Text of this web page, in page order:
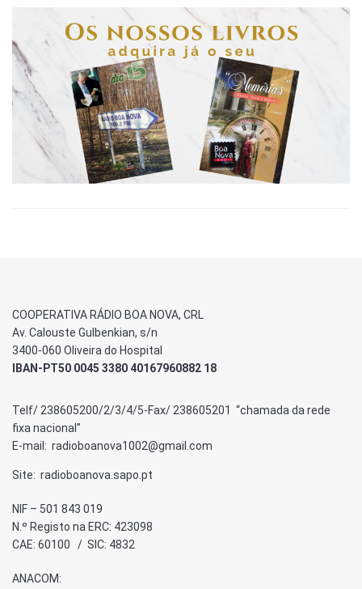
COOPERATIVA RÁDIO BOA NOVA, CRL
Av. Calouste Gulbenkian, s/n
3400-060 Oliveira do Hospital
IBAN-PT50 0045 3380 40167960882 18
Telf/ 238605200/2/3/4/5-Fax/ 238605201 “chamada da rede
fixa nacional”
E-mail: radioboanova1002@gmail.com
Site: radioboanova.sapo.pt
NIF – 501 843 019
N.º Registo na ERC: 423098
CAE: 60100 / SIC: 4832
ANACOM: